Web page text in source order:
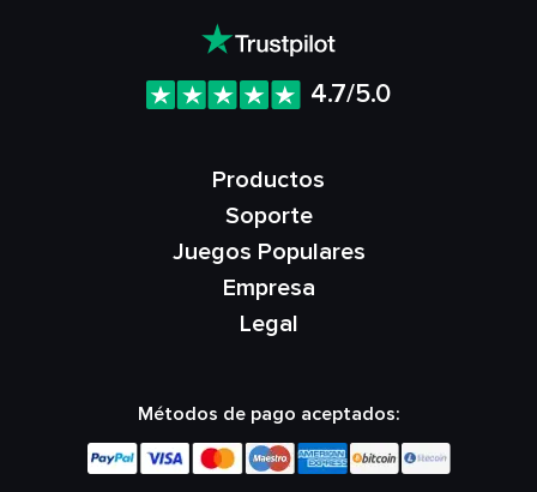
4.7/5.0
Productos
Soporte
Juegos Populares
Empresa
Legal
Métodos de pago aceptados: